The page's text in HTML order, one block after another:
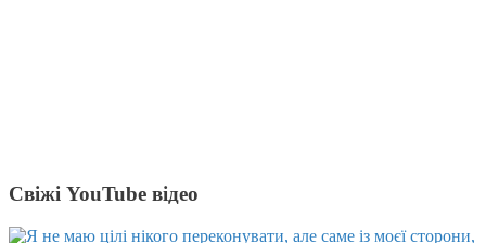
Свіжі YouTube відео